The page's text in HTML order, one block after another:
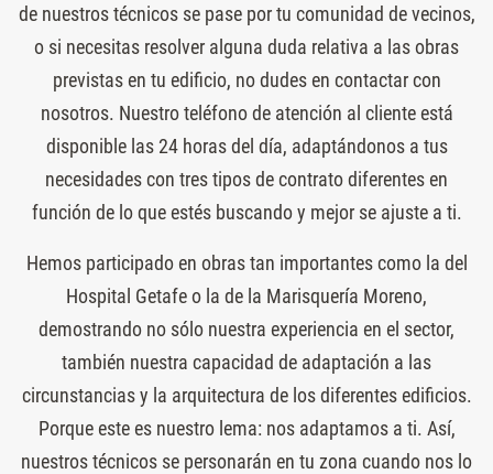
de nuestros técnicos se pase por tu comunidad de vecinos,
o si necesitas resolver alguna duda relativa a las obras
previstas en tu edificio, no dudes en contactar con
nosotros. Nuestro teléfono de atención al cliente está
disponible las 24 horas del día, adaptándonos a tus
necesidades con tres tipos de contrato diferentes en
función de lo que estés buscando y mejor se ajuste a ti.
Hemos participado en obras tan importantes como la del
Hospital Getafe o la de la Marisquería Moreno,
demostrando no sólo nuestra experiencia en el sector,
también nuestra capacidad de adaptación a las
circunstancias y la arquitectura de los diferentes edificios.
Porque este es nuestro lema: nos adaptamos a ti. Así,
nuestros técnicos se personarán en tu zona cuando nos lo